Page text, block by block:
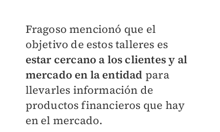
Fragoso mencionó que el
objetivo de estos talleres es
estar cercano a los clientes y al
mercado en la entidad para
llevarles información de
productos financieros que hay
en el mercado.